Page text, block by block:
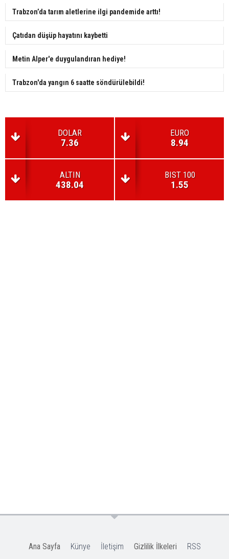
Trabzon’da tarım aletlerine ilgi pandemide arttı!
Çatıdan düşüp hayatını kaybetti
Metin Alper'e duygulandıran hediye!
Trabzon'da yangın 6 saatte söndürülebildi!
DOLAR
7.36
EURO
8.94
ALTIN
438.04
BIST 100
1.55
Ana Sayfa Künye İletişim Gizlilik İlkeleri RSS